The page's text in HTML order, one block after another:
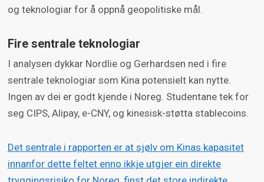
og teknologiar for å oppnå geopolitiske mål.
Fire sentrale teknologiar
I analysen dykkar Nordlie og Gerhardsen ned i fire
sentrale teknologiar som Kina potensielt kan nytte.
Ingen av dei er godt kjende i Noreg. Studentane tek for
seg CIPS, Alipay, e-CNY, og kinesisk-støtta stablecoins.
Det sentrale i rapporten er at sjølv om Kinas kapasitet
innanfor dette feltet enno ikkje utgjer ein direkte